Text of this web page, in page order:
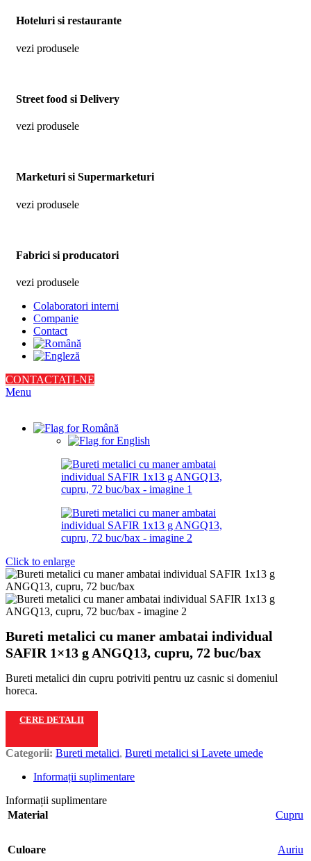
Hoteluri si restaurante
vezi produsele
Street food si Delivery
vezi produsele
Marketuri si Supermarketuri
vezi produsele
Fabrici si producatori
vezi produsele
Colaboratori interni
Companie
Contact
CONTACTATI-NE
Menu
Click to enlarge
Bureti metalici cu maner ambatai individual
SAFIR 1×13 g ANGQ13, cupru, 72 buc/bax
Bureti metalici din cupru potriviti pentru uz casnic si domeniul
horeca.
CERE DETALII
Categorii: Bureti metalici, Bureti metalici si Lavete umede
Informații suplimentare
Informații suplimentare
Material
Cupru
Culoare Auriu